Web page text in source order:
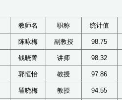
教师名 职称 统计值
陈咏梅 副教授 98.75
钱晓菁 讲师 98.32
郭恒怡 教授 97.86
翟晓梅 教授 94.55